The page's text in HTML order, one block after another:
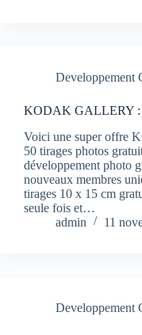
Developpement
KODAK GALLERY :
Voici une super offre
50 tirages photos
développement photo
nouveaux membres
tirages 10 x 15 cm
seule fois et…
admin
11
Developpement